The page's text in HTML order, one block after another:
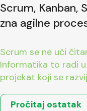
Scrum, Kanban,
zna agilne
Scrum se ne uči
Informatika to radi
projekat koji se
Pročitaj ostatak